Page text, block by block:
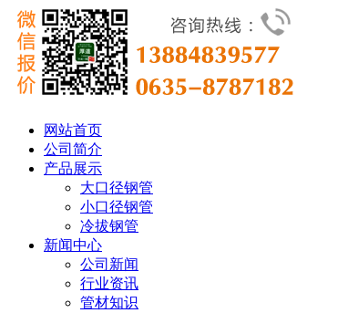
网站首页
公司简介
产品展示
大口径钢管
小口径钢管
冷拔钢管
新闻中心
公司新闻
行业资讯
管材知识